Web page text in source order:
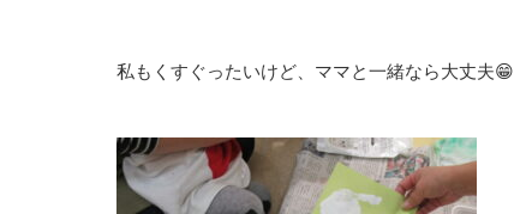
私もくすぐったいけど、ママと一緒なら大丈夫😁